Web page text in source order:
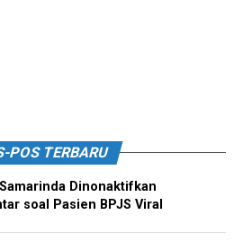
POS TERBARU
Dinonaktifkan
soal Pasien BPJS Viral